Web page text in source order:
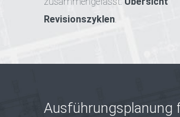
Revisionszyklen.
Ausführungsplanung